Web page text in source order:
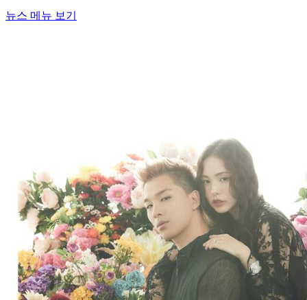
뉴스 메뉴 보기